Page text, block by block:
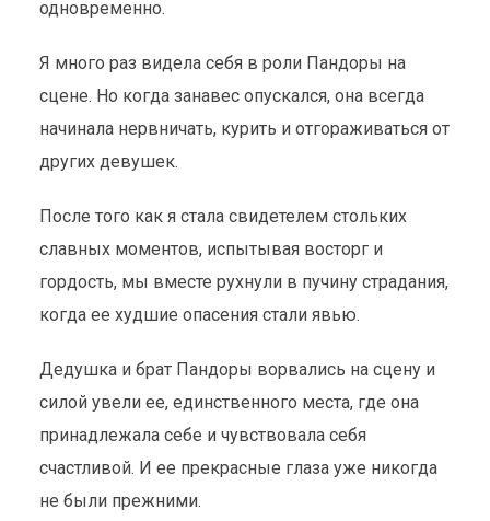
одновременно.
Я много раз видела себя в роли Пандоры на
сцене. Но когда занавес опускался, она всегда
начинала нервничать, курить и отгораживаться от
других девушек.
После того как я стала свидетелем стольких
славных моментов, испытывая восторг и
гордость, мы вместе рухнули в пучину страдания,
когда ее худшие опасения стали явью.
Дедушка и брат Пандоры ворвались на сцену и
силой увели ее, единственного места, где она
принадлежала себе и чувствовала себя
счастливой. И ее прекрасные глаза уже никогда
не были прежними.